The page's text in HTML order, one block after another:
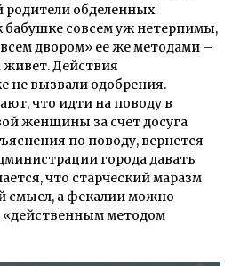
родители обделенных
бабушке совсем уж нетерпимы,
двором» ее же методами –
живет. Действия
не вызвали одобрения.
что идти на поводу в
женщины за счет досуга
по поводу, вернется
города давать
что старческий маразм
смысл, а фекалии можно
методом